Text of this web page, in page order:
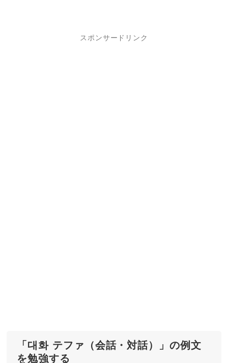
スポンサードリンク
「대화 テファ（会話・対話）」の例文
を勉強する